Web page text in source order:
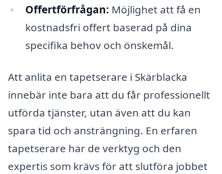
Offertförfrågan: Möjlighet att få en
kostnadsfri offert baserad på dina
specifika behov och önskemål.
Att anlita en tapetserare i Skärblacka
innebär inte bara att du får professionellt
utförda tjänster, utan även att du kan
spara tid och ansträngning. En erfaren
tapetserare har de verktyg och den
expertis som krävs för att slutföra jobbet